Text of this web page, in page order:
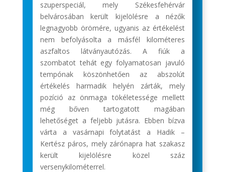
szuperspeciál, mely Székesfehérvár
belvárosában került kijelölésre a nézők
legnagyobb örömére, ugyanis az értékelést
nem befolyásolta a másfél kilométeres
aszfaltos látványautózás. A fiúk a
szombatot tehát egy folyamatosan javuló
tempónak köszönhetően az abszolút
értékelés harmadik helyén zárták, mely
pozíció az önmaga tökéletessége mellett
még bőven tartogatott magában
lehetőséget a feljebb jutásra. Ebben bízva
várta a vasárnapi folytatást a Hadik –
Kertész páros, mely zárónapra hat szakasz
került kijelölésre közel száz
versenykilométerrel.